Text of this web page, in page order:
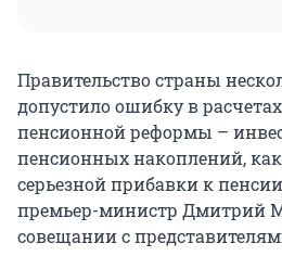
Правительство страны
допустило ошибку в
пенсионной реформы –
пенсионных накоплений, как
серьезной прибавки к
премьер-министр Дмитрий
совещании с